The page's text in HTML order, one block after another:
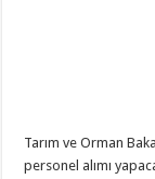
Tarım ve Orman
personel alımı